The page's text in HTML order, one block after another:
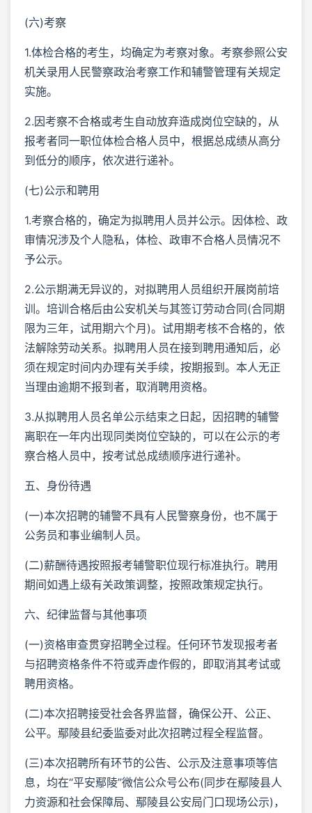
(六)考察
1.体检合格的考生，均确定为考察对象。考察参照公安
机关录用人民警察政治考察工作和辅警管理有关规定
实施。
2.因考察不合格或考生自动放弃造成岗位空缺的，从
报考者同一职位体检合格人员中，根据总成绩从高分
到低分的顺序，依次进行递补。
(七)公示和聘用
1.考察合格的，确定为拟聘用人员并公示。因体检、政
审情况涉及个人隐私，体检、政审不合格人员情况不
予公示。
2.公示期满无异议的，对拟聘用人员组织开展岗前培
训。培训合格后由公安机关与其签订劳动合同(合同期
限为三年，试用期六个月)。试用期考核不合格的，依
法解除劳动关系。拟聘用人员在接到聘用通知后，必
须在规定时间内办理有关手续，按期报到。本人无正
当理由逾期不报到者，取消聘用资格。
3.从拟聘用人员名单公示结束之日起，因招聘的辅警
离职在一年内出现同类岗位空缺的，可以在公示的考
察合格人员中，按考试总成绩顺序进行递补。
五、身份待遇
(一)本次招聘的辅警不具有人民警察身份，也不属于
公务员和事业编制人员。
(二)薪酬待遇按照报考辅警职位现行标准执行。聘用
期间如遇上级有关政策调整，按照政策规定执行。
六、纪律监督与其他事项
(一)资格审查贯穿招聘全过程。任何环节发现报考者
与招聘资格条件不符或弄虚作假的，即取消其考试或
聘用资格。
(二)本次招聘接受社会各界监督，确保公开、公正、
公平。鄢陵县纪委监委对此次招聘过程全程监督。
(三)本次招聘所有环节的公告、公示及注意事项等信
息，均在“平安鄢陵”微信公众号公布(同步在鄢陵县人
力资源和社会保障局、鄢陵县公安局门口现场公示)，